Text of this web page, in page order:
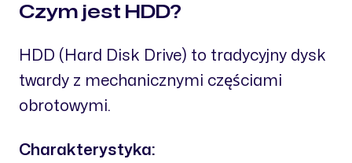
Czym jest HDD?
HDD (Hard Disk Drive) to tradycyjny dysk
twardy z mechanicznymi częściami
obrotowymi.
Charakterystyka: